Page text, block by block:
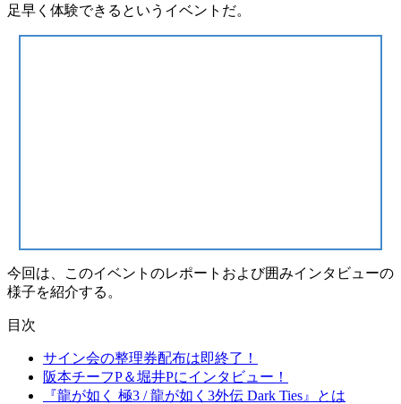
足早く体験できるというイベントだ。
今回は、このイベントのレポート および囲みインタビューの
様子を紹介する。
目次
サイン会の整理券配布は即終了！
阪本チーフP＆堀井Pにインタビュー！
『龍が如く 極3 / 龍が如く3外伝 Dark Ties』とは